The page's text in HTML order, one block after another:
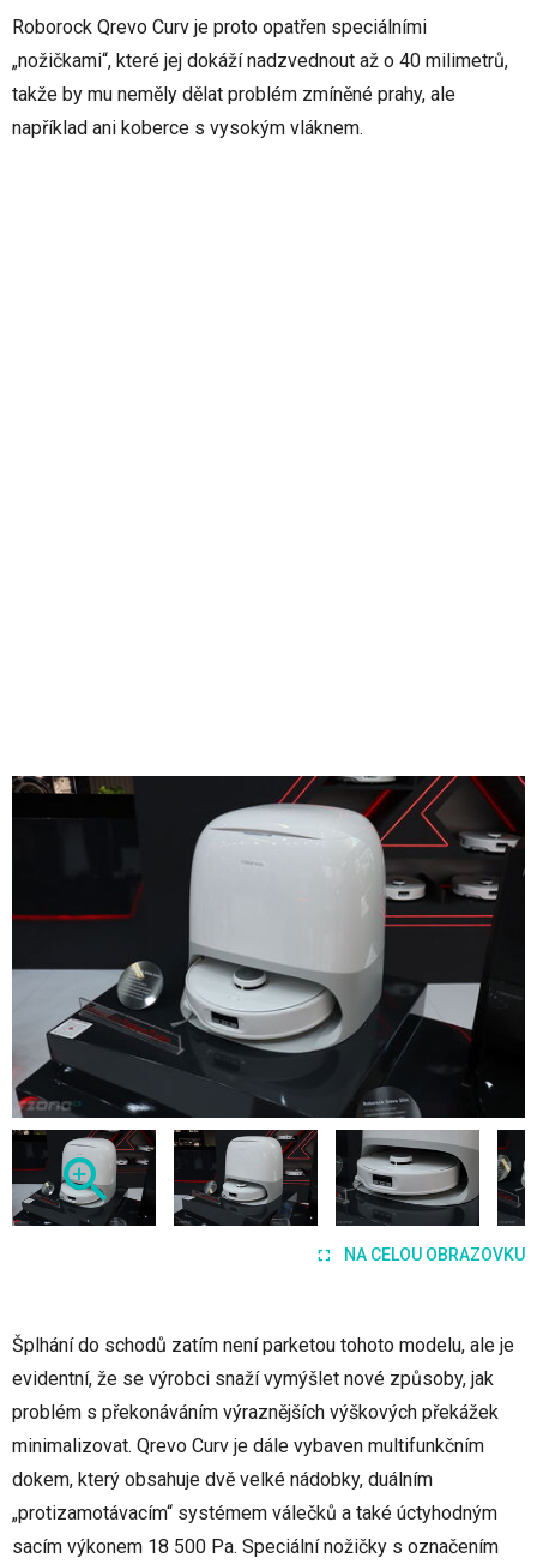
Roborock Qrevo Curv je proto opatřen speciálními
„nožičkami“, které jej dokáží nadzvednout až o 40 milimetrů,
takže by mu neměly dělat problém zmíněné prahy, ale
například ani koberce s vysokým vláknem.
NA CELOU OBRAZOVKU
Šplhání do schodů zatím není parketou tohoto modelu, ale je
evidentní, že se výrobci snaží vymýšlet nové způsoby, jak
problém s překonáváním výraznějších výškových překážek
minimalizovat. Qrevo Curv je dále vybaven multifunkčním
dokem, který obsahuje dvě velké nádobky, duálním
„protizamotávacím“ systémem válečků a také úctyhodným
sacím výkonem 18 500 Pa. Speciální nožičky s označením